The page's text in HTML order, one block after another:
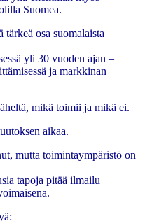
Suomea.
osa suomalaista
yli 30 vuoden ajan –
ja markkinan
mikä toimii ja mikä ei.
aikaa.
mutta toimintaympäristö on
tapoja pitää ilmailu